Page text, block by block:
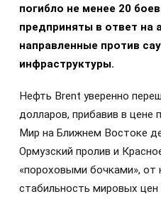
погибло не менее 20
предприняты в ответ на
направленные против
инфраструктуры.
Нефть Brent уверенно
долларов, прибавив в цене
Мир на Ближнем Востоке
Ормузский пролив и
«пороховыми бочками»,
стабильность мировых цен